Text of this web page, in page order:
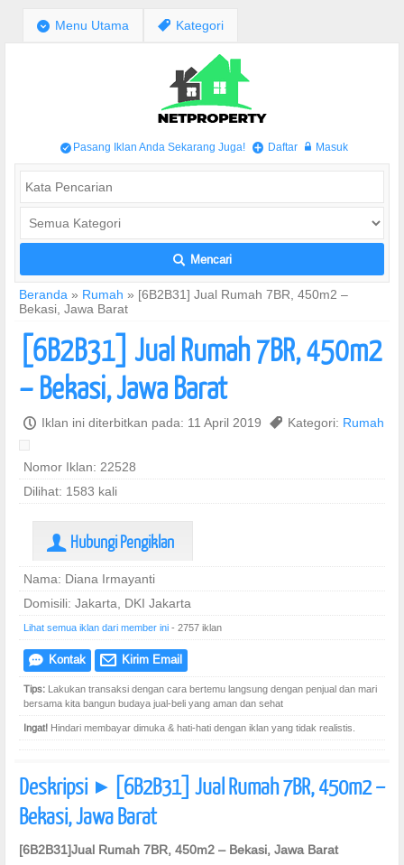
; Menu Utama , Kategori
/ Pasang Iklan Anda Sekarang Juga! + Daftar w Masuk
L Mencari
Beranda » Rumah » [6B2B31] Jual Rumah 7BR, 450m2 –
Bekasi, Jawa Barat
[6B2B31] Jual Rumah 7BR, 450m2
– Bekasi, Jawa Barat
P Iklan ini diterbitkan pada: 11 April 2019 , Kategori: Rumah
Nomor Iklan: 22528
Dilihat: 1583 kali
U Hubungi Pengiklan
Nama: Diana Irmayanti
Domisili: Jakarta, DKI Jakarta
Lihat semua iklan dari member ini - 2757 iklan
e Kontak @ Kirim Email
Tips: Lakukan transaksi dengan cara bertemu langsung dengan penjual dan mari
bersama kita bangun budaya jual-beli yang aman dan sehat
Ingat! Hindari membayar dimuka & hati-hati dengan iklan yang tidak realistis.
Deskripsi ] [6B2B31] Jual Rumah 7BR, 450m2 –
Bekasi, Jawa Barat
[6B2B31]Jual Rumah 7BR, 450m2 – Bekasi, Jawa Barat